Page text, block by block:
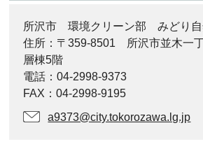
所沢市 環境クリーン部 みどり自
住所：〒359-8501 所沢市並木一
層棟5階
電話：04-2998-9373
FAX：04-2998-9195
a9373@city.tokorozawa.lg.jp